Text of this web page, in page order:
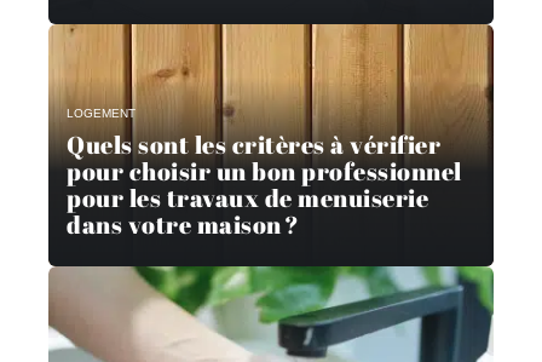
LOGEMENT
Quels sont les critères à vérifier
pour choisir un bon professionnel
pour les travaux de menuiserie
dans votre maison ?